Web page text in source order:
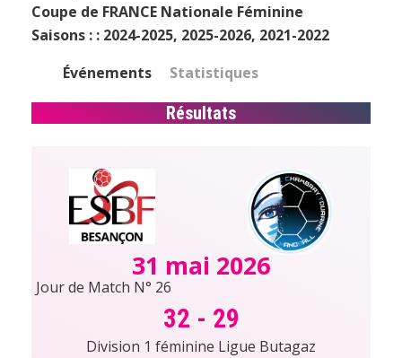
Coupe de FRANCE Nationale Féminine
Saisons : : 2024-2025, 2025-2026, 2021-2022
Événements
Statistiques
Résultats
31 mai 2026
Jour de Match N° 26
32 - 29
Division 1 féminine Ligue Butagaz